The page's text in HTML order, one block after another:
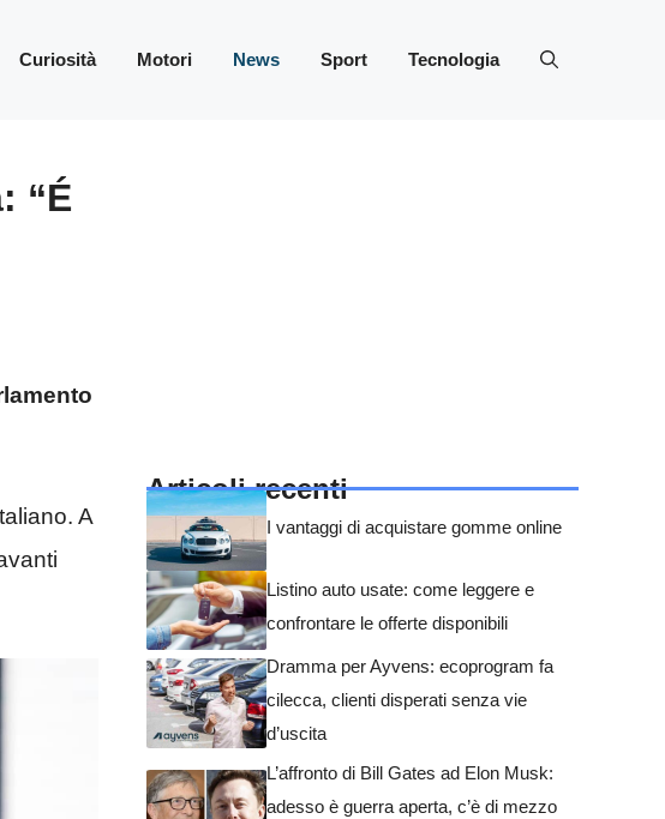
Curiosità Motori News Sport Tecnologia
“É
A
Articoli recenti
I vantaggi di acquistare gomme online
Listino auto usate: come leggere e
confrontare le offerte disponibili
Dramma per Ayvens: ecoprogram fa
cilecca, clienti disperati senza vie
d’uscita
L’affronto di Bill Gates ad Elon Musk:
adesso è guerra aperta, c’è di mezzo